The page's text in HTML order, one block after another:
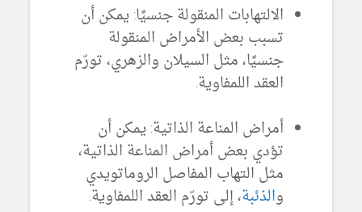
الالتهابات المنقولة جنسيًا:يمكن أن
تسبب بعض الأمراض المنقولة
جنسيًا، مثل السيلان والزهري، تورّم
العقد اللمفاوية.
أمراض المناعة الذاتية:يمكن أن
تؤدي بعض أمراض المناعة الذاتية،
مثل التهاب المفاصل الروماتويدي
والذئبة، إلى تورّم العقد اللمفاوية.